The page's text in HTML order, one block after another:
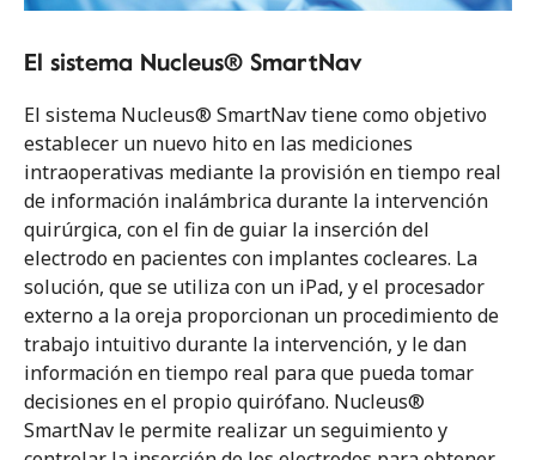
El sistema Nucleus® SmartNav
El sistema Nucleus® SmartNav tiene como objetivo
establecer un nuevo hito en las mediciones
intraoperativas mediante la provisión en tiempo real
de información inalámbrica durante la intervención
quirúrgica, con el fin de guiar la inserción del
electrodo en pacientes con implantes cocleares. La
solución, que se utiliza con un iPad, y el procesador
externo a la oreja proporcionan un procedimiento de
trabajo intuitivo durante la intervención, y le dan
información en tiempo real para que pueda tomar
decisiones en el propio quirófano. Nucleus®
SmartNav le permite realizar un seguimiento y